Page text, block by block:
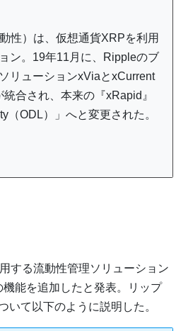
性）は、仮想通貨XRPを利用
ン。19年11月に、Rippleのブ
リューションxViaとxCurrent
合され、本来の『xRapid』
（ODL）」へと変更された。
する流動性管理ソリューション
機能を追加したと発表。リップ
いて以下のように説明した。